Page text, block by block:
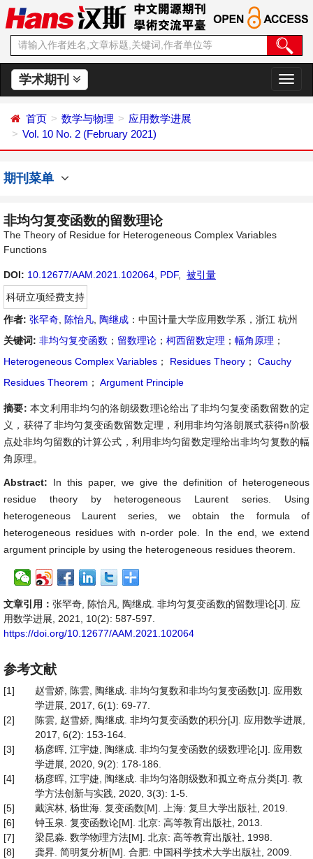
学术期刊
切
换
首页 数学与物理
应用数学进展
Vol. 10 No. 2 (February 2021)
期刊菜单
非均匀复变函数的留数理论
The Theory of Residue for Heterogeneous Complex Variables
Functions
DOI: 10.12677/AAM.2021.102064 PDF,
被引量
科研立项经费支持
作者: 张罕奇 陈怡凡 陶继成 ：中国计量大学应用数学系，浙江 杭州
关键词: 非均匀复变函数 ； 留数理论 ； 柯西留数定理 ； 幅角原理 ；
Heterogeneous Complex Variables ； Residues Theory ；
Cauchy
Residues Theorem ； Argument Principle
摘要: 本文利用非均匀的洛朗级数理论给出了非均匀复变函数留数的定
义，获得了非均匀复变函数留数定理，利用非均匀洛朗展式获得n阶极
点处非均匀留数的计算公式，利用非均匀留数定理给出非均匀复数的幅
角原理。
Abstract: In this paper, we give the definition of heterogeneous
residue theory by heterogeneous Laurent series. Using
heterogeneous Laurent series, we obtain the formula of
heterogeneous residues with n-order pole. In the end, we extend
argument principle by using the heterogeneous residues theorem.
文章引用： 张罕奇, 陈怡凡, 陶继成. 非均匀复变函数的留数理论[J]. 应
用数学进展, 2021, 10(2): 587-597.
https://doi.org/10.12677/AAM.2021.102064
参考文献
[1]
赵雪娇, 陈雲, 陶继成. 非均匀复数和非均匀复变函数[J]. 应用数
学进展, 2017, 6(1): 69-77.
[2]
陈雲, 赵雪娇, 陶继成. 非均匀复变函数的积分[J]. 应用数学进展,
2017, 6(2): 153-164.
[3]
杨彦晖, 江宇婕, 陶继成. 非均匀复变函数的级数理论[J]. 应用数
学进展, 2020, 9(2): 178-186.
[4]
杨彦晖, 江宇婕, 陶继成. 非均匀洛朗级数和孤立奇点分类[J]. 教
学方法创新与实践, 2020, 3(3): 1-5.
[5]
戴滨林, 杨世海. 复变函数[M]. 上海: 复旦大学出版社, 2019.
[6]
钟玉泉. 复变函数论[M]. 北京: 高等教育出版社, 2013.
[7]
梁昆淼. 数学物理方法[M]. 北京: 高等教育出版社, 1998.
[8]
龚昇. 简明复分析[M]. 合肥: 中国科学技术大学出版社, 2009.